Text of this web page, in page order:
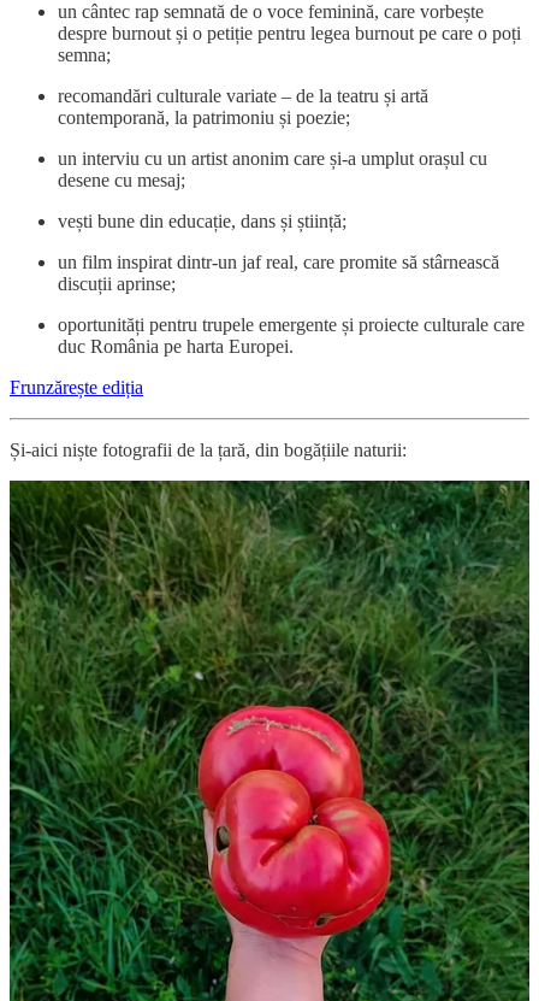
un cântec rap semnată de o voce feminină, care vorbește
despre burnout și o petiție pentru legea burnout pe care o poți
semna;
recomandări culturale variate – de la teatru și artă
contemporană, la patrimoniu și poezie;
un interviu cu un artist anonim care și-a umplut orașul cu
desene cu mesaj;
vești bune din educație, dans și știință;
un film inspirat dintr-un jaf real, care promite să stârnească
discuții aprinse;
oportunități pentru trupele emergente și proiecte culturale care
duc România pe harta Europei.
Frunzărește ediția
Și-aici niște fotografii de la țară, din bogățiile naturii:
Ce alte evenimente știi că au loc în săptămâna care urmează la Cluj?
La care dintre cele de mai sus plănuiești să mergi? Scrie-mi în
comentarii.
Leave a comment
Pe duminica viitoare! 🌞
15
Share
Previous
Next